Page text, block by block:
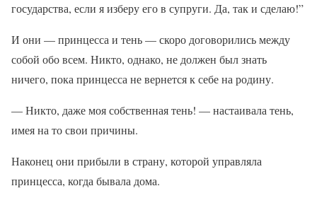
государства, если я изберу его в супруги. Да, так и сделаю!”
И они — принцесса и тень — скоро договорились между
собой обо всем. Никто, однако, не должен был знать
ничего, пока принцесса не вернется к себе на родину.
— Никто, даже моя собственная тень! — настаивала тень,
имея на то свои причины.
Наконец они прибыли в страну, которой управляла
принцесса, когда бывала дома.